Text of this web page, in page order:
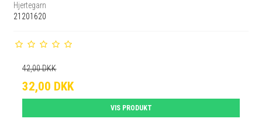
Hjertegarn
21201620
42,00 DKK
32,00 DKK
VIS PRODUKT